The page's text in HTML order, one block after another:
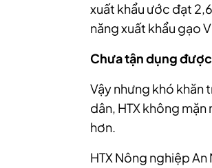
xuất khẩu ước đạt
năng xuất khẩu gạo
Chưa tận dụng
Vậy nhưng khó khăn
dân, HTX không
hơn.
HTX Nông nghiệp An